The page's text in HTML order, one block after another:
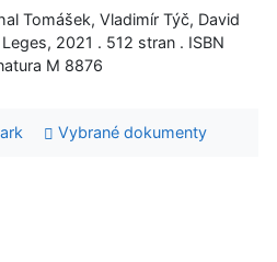
Tomášek, Vladimír Týč, David
2021 . 512 stran . ISBN
M 8876
Vybrané dokumenty